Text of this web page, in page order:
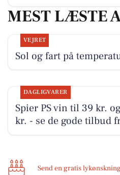
MEST LÆSTE
VEJRET
Sol og fart på
DAGLIGVARER
Spier PS vin til 39 kr.
kr. - se de gode tilbud
Send en gratis